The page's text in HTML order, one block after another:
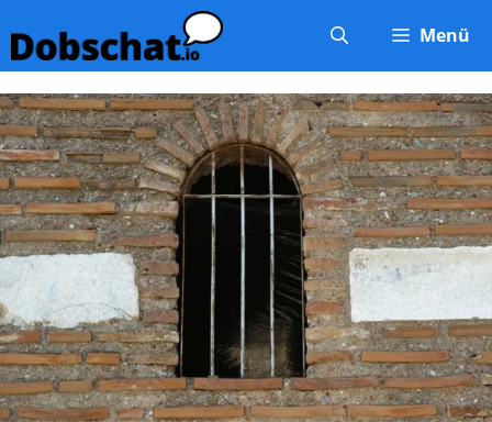
Inhalt
springen
Menü